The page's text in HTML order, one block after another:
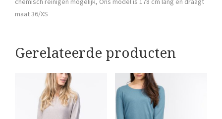
maat 36/XS
Gerelateerde producten